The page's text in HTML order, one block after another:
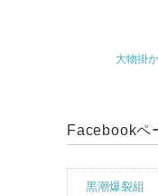
大物掛
Facebookペ
黒潮爆裂組